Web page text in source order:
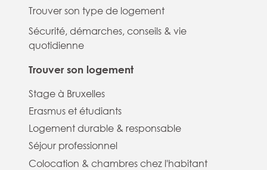
Trouver son type de logement
Sécurité, démarches, conseils & vie
quotidienne
Trouver son logement
Stage à Bruxelles
Erasmus et étudiants
Logement durable & responsable
Séjour professionnel
Colocation & chambres chez l'habitant